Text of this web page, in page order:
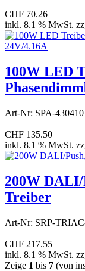
CHF 70.26
inkl. 8.1 % MwSt.
100W LED
Art-Nr: SPA-430410
CHF 135.50
inkl. 8.1 % MwSt.
200W
Treiber
Art-Nr: SRP-
CHF 217.55
inkl. 8.1 % MwSt.
Zeige 1 bis 7 (von